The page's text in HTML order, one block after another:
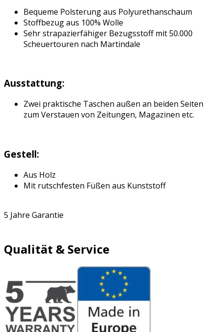
Bequeme Polsterung aus Polyurethanschaum
Stoffbezug aus 100% Wolle
Sehr strapazierfähiger Bezugsstoff mit 50.000
Scheuertouren nach Martindale
Ausstattung:
Zwei praktische Taschen außen an beiden Seiten
zum Verstauen von Zeitungen, Magazinen etc.
Gestell:
Aus Holz
Mit rutschfesten Füßen aus Kunststoff
5 Jahre Garantie
Qualität & Service